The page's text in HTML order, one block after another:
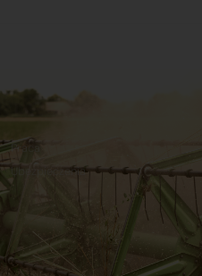
Praca
Ubezpieczenia